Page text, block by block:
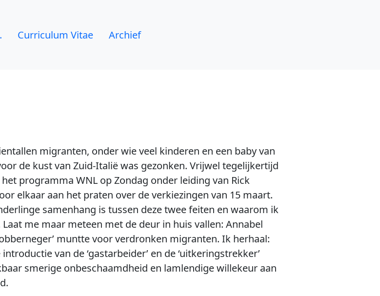
Curriculum Vitae Archief
migranten, onder wie veel kinderen en een baby van
de kust van Zuid-Italië was gezonken. Vrijwel tegelijkertijd
programma WNL op Zondag onder leiding van Rick
elkaar aan het praten over de verkiezingen van 15 maart.
samenhang is tussen deze twee feiten en waarom ik
me maar meteen met de deur in huis vallen: Annabel
muntte voor verdronken migranten. Ik herhaal:
van de ‘gastarbeider’ en de ‘uitkeringstrekker’
smerige onbeschaamdheid en lamlendige willekeur aan